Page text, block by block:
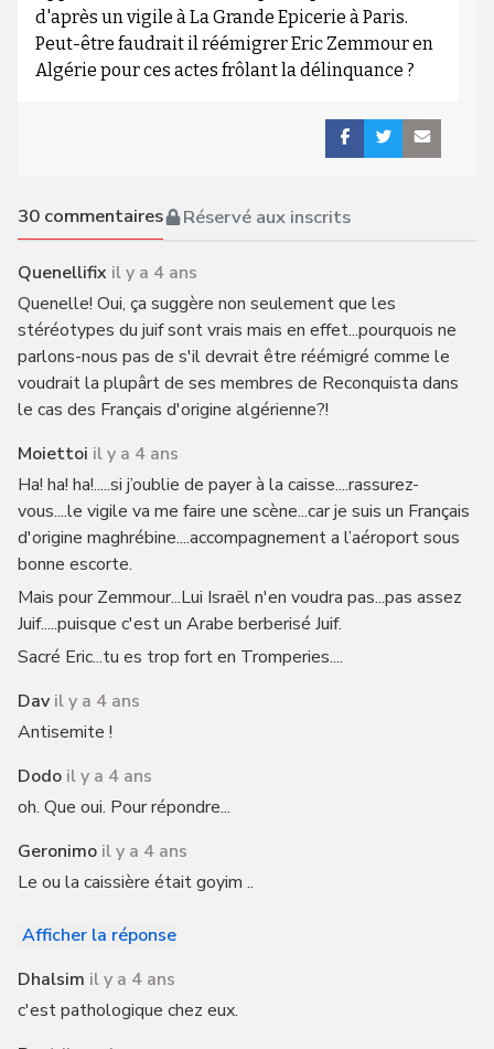
d'après un vigile à La Grande Epicerie à Paris.
Peut-être faudrait il réémigrer Eric Zemmour en
Algérie pour ces actes frôlant la délinquance ?
30commentaires Réservé aux inscrits
Quenellifix il y a 4 ans
Quenelle! Oui, ça suggère non seulement que les
stéréotypes du juif sont vrais mais en effet...pourquois ne
parlons-nous pas de s'il devrait être réémigré comme le
voudrait la plupârt de ses membres de Reconquista dans
le cas des Français d'origine algérienne?!
Moiettoi il y a 4 ans
Ha! ha! ha!.....si j’oublie de payer à la caisse....rassurez-
vous....le vigile va me faire une scène...car je suis un Français
d'origine maghrébine....accompagnement a l’aéroport sous
bonne escorte.
Mais pour Zemmour...Lui Israël n'en voudra pas...pas assez
Juif.....puisque c'est un Arabe berberisé Juif.
Sacré Eric...tu es trop fort en Tromperies....
Dav il y a 4 ans
Antisemite !
Dodo il y a 4 ans
oh. Que oui. Pour répondre...
Geronimo il y a 4 ans
Le ou la caissière était goyim ..
Afficher la réponse
Dhalsim il y a 4 ans
c'est pathologique chez eux.